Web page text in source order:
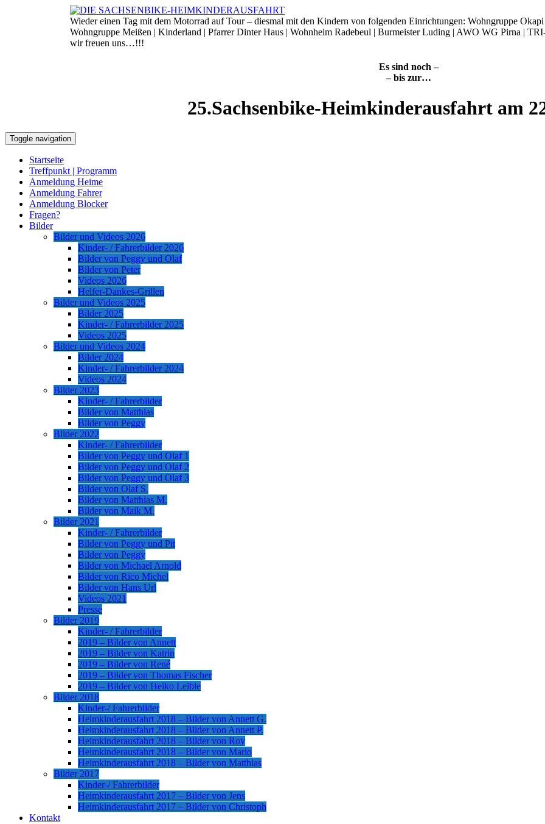
Wieder einen Tag mit dem Motorrad auf Tour – diesmal mit den Kindern von folgenden Einrichtungen: Wohngruppe
Wohngruppe Meißen | Kinderland | Pfarrer Dinter Haus | Wohnheim Radebeul | Burmeister Luding | AWO WG Pirna |
wir freuen uns…!!!
Es sind noch –
– bis zur…
25.Sachsenbike-Heimkinderausfahrt am
Toggle navigation
Startseite
Treffpunkt | Programm
Anmeldung Heime
Anmeldung Fahrer
Anmeldung Blocker
Fragen?
Bilder
Bilder und Videos 2026
Kinder- / Fahrerbilder 2026
Bilder von Peggy und Olaf
Bilder von Peter
Videos 2026
Helfer-Dankes-Grillen
Bilder und Videos 2025
Bilder 2025
Kinder- / Fahrerbilder 2025
Videos 2025
Bilder und Videos 2024
Bilder 2024
Kinder- / Fahrerbilder 2024
Videos 2024
Bilder 2023
Kinder- / Fahrerbilder
Bilder von Matthias
Bilder von Peggy
Bilder 2022
Kinder- / Fahrerbilder
Bilder von Peggy und Olaf 1
Bilder von Peggy und Olaf 2
Bilder von Peggy und Olaf 3
Bilder von Olaf S.
Bilder von Matthias M.
Bilder von Maik M.
Bilder 2021
Kinder- / Fahrerbilder
Bilder von Peggy und Pit
Bilder von Peggy
Bilder von Michael Arnold
Bilder von Rico Michel
Bilder von Hans Url
Videos 2021
Presse
Bilder 2019
Kinder- / Fahrerbilder
2019 – Bilder von Annett
2019 – Bilder von Katrin
2019 – Bilder von René
2019 – Bilder von Thomas Fischer
2019 – Bilder von Heiko Leible
Bilder 2018
Kinder-/ Fahrerbilder
Heimkinderausfahrt 2018 – Bilder von Annett G.
Heimkinderausfahrt 2018 – Bilder von Annett P.
Heimkinderausfahrt 2018 – Bilder von Roy
Heimkinderausfahrt 2018 – Bilder von Mario
Heimkinderausfahrt 2018 – Bilder von Matthias
Bilder 2017
Kinder-/ Fahrerbilder
Heimkinderausfahrt 2017 – Bilder von Jens
Heimkinderausfahrt 2017 – Bilder von Christoph
Kontakt